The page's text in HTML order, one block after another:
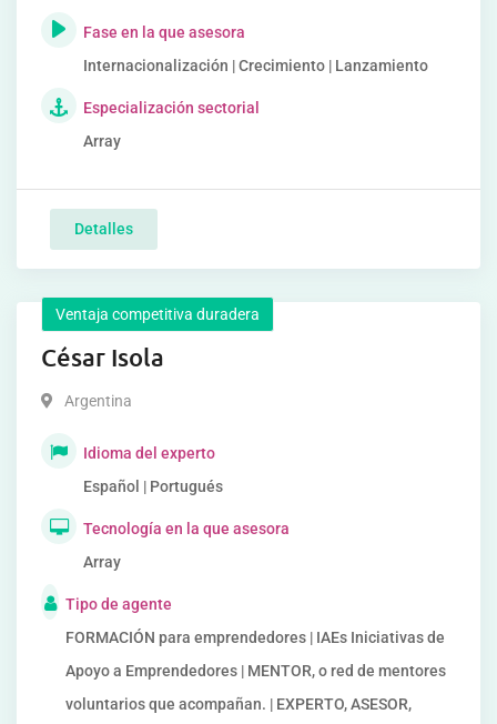
Fase en la que asesora
Internacionalización | Crecimiento | Lanzamiento
Especialización sectorial
Array
Detalles
Ventaja competitiva duradera
César Isola
Argentina
Idioma del experto
Español | Portugués
Tecnología en la que asesora
Array
Tipo de agente
FORMACIÓN para emprendedores | IAEs Iniciativas de
Apoyo a Emprendedores | MENTOR, o red de mentores
voluntarios que acompañan. | EXPERTO, ASESOR,